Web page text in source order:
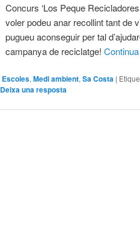
Concurs ‘Los Peque
voler podeu anar recollint tant de
pugueu aconseguir per tal
campanya de reciclatge!
Escoles,Medi ambient,Sa Costa |
Deixa una resposta